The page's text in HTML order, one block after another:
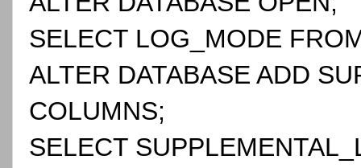
SELECT LOG_MODE
ALTER DATABASE ADD
COLUMNS;
SELECT